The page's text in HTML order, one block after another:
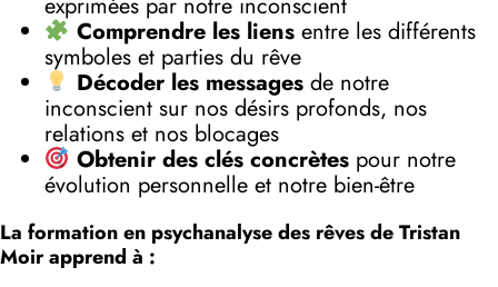
exprimées par notre inconscient
Comprendre les liensentre les différents
symboles et parties du rêve
Décoder les messagesde notre
inconscient sur nos désirs profonds, nos
relations et nos blocages
Obtenir des clés concrètespour notre
évolution personnelle et notre bien-être
La formation en psychanalyse des rêves de Tristan
Moir apprend à :